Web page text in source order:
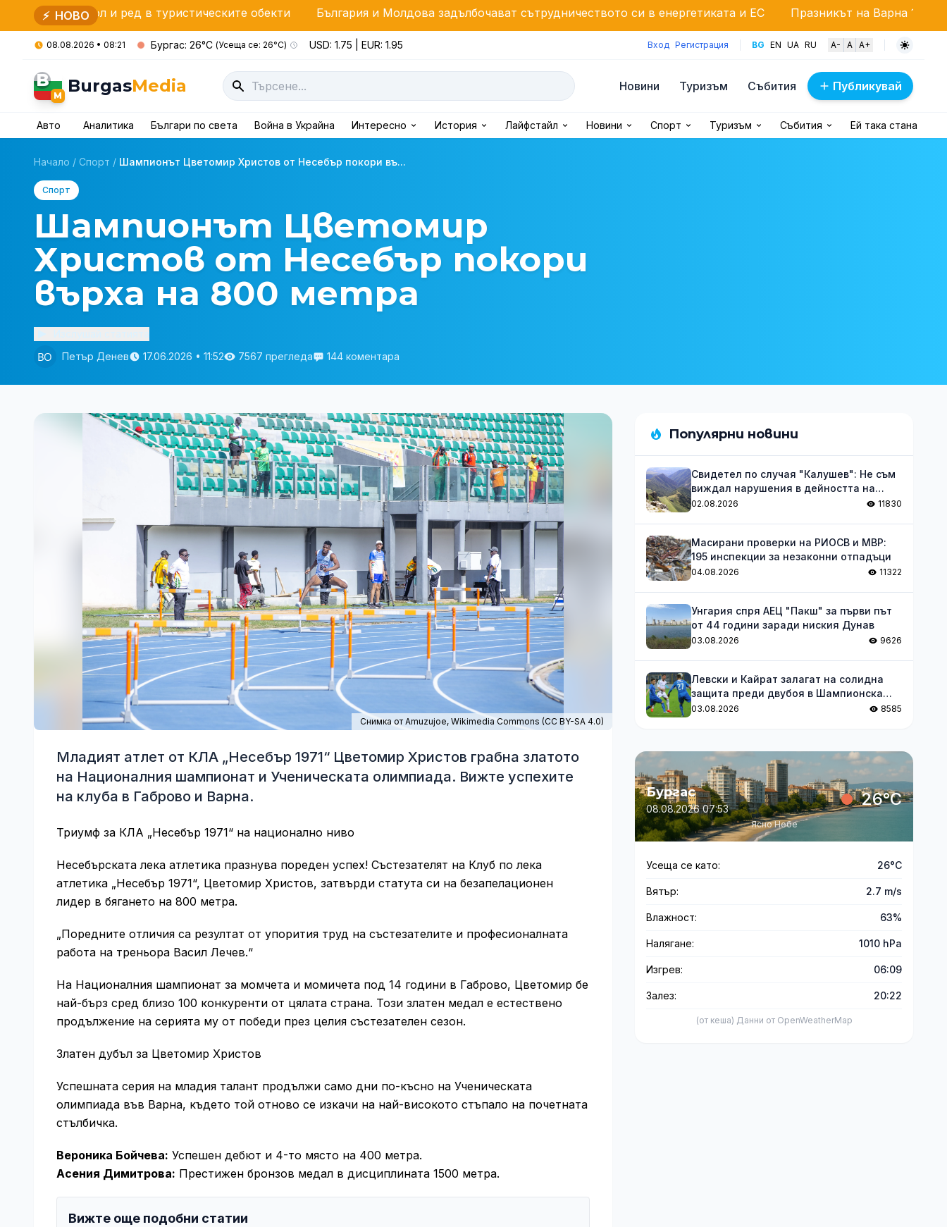
⚡ НОВО
и ред в туристическите обекти България и Молдова задълбочават сътрудничеството си в енергетиката и ЕС Празникът на Варна 15 август: Дара и
08.08.2026 • 08:21 Бургас: 26°C (Усеща се: 26°C) USD: 1.75 | EUR: 1.95 Вход Регистрация BG EN UA RU A- A A+
B
M BurgasMedia Новини Туризъм Събития Публикувай
Авто Аналитика Българи по света Война в Украйна Интересно История Лайфстайл Новини Спорт Туризъм Събития Ей така стана
Начало / Спорт / Шампионът Цветомир Христов от Несебър покори въ...
Спорт
Шампионът Цветомир
Христов от Несебър покори
върха на 800 метра
Петър Денев
17.06.2026 • 11:52 7567 прегледа 144 коментара
Снимка от Amuzujoe,Wikimedia Commons (CC BY-SA 4.0)
Младият атлет от КЛА „Несебър 1971“ Цветомир Христов грабна златото
на Националния шампионат и Ученическата олимпиада. Вижте успехите
на клуба в Габрово и Варна.
Триумф за КЛА „Несебър 1971“ на национално ниво
Несебърската лека атлетика празнува пореден успех! Състезателят на Клуб по лека
атлетика „Несебър 1971“, Цветомир Христов, затвърди статута си на безапелационен
лидер в бягането на 800 метра.
„Поредните отличия са резултат от упорития труд на състезателите и професионалната
работа на треньора Васил Лечев.“
На Националния шампионат за момчета и момичета под 14 години в Габрово, Цветомир бе
най-бърз сред близо 100 конкуренти от цялата страна. Този златен медал е естествено
продължение на серията му от победи през целия състезателен сезон.
Златен дубъл за Цветомир Христов
Успешната серия на младия талант продължи само дни по-късно на Ученическата
олимпиада във Варна, където той отново се изкачи на най-високото стъпало на почетната
стълбичка.
Вероника Бойчева: Успешен дебют и 4-то място на 400 метра.
Асения Димитрова: Престижен бронзов медал в дисциплината 1500 метра.
Вижте още подобни статии
Популярни новини
Свидетел по случая "Калушев": Не съм
виждал нарушения в дейността на
групата
02.08.2026 11830
Масирани проверки на РИОСВ и МВР:
195 инспекции за незаконни отпадъци
04.08.2026 11322
Унгария спря АЕЦ "Пакш" за първи път
от 44 години заради ниския Дунав
03.08.2026 9626
Левски и Кайрат залагат на солидна
защита преди двубоя в Шампионска
лига
03.08.2026 8585
Бургас
08.08.2026 07:53 26°C
Ясно Небе
Усеща се като: 26°C
Вятър: 2.7 m/s
Влажност: 63%
Налягане: 1010 hPa
Изгрев: 06:09
Залез: 20:22
(от кеша) Данни от OpenWeatherMap